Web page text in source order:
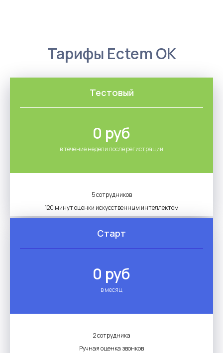
Тарифы Ectem OK
Тестовый
0 руб
в течение недели после регистрации
5 сотрудников
120 минут оценки искусственным интеллектом
Старт
0 руб
в месяц
2 сотрудника
Ручная оценка звонков